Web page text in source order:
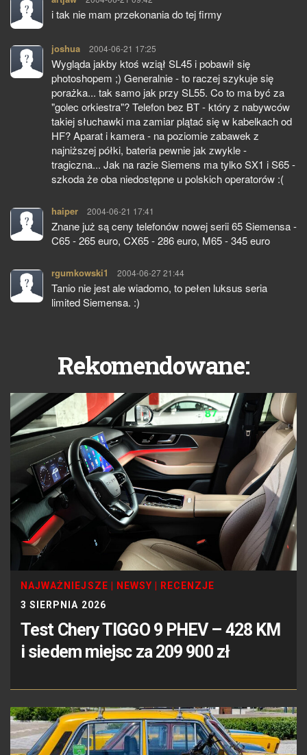
i tak nie mam przekonania do tej firmy
joshua pisze:
2004-06-21 17:25
Wygląda jakby ktoś wziął SL45 i pobawił się
photoshopem ;) Generalnie - to raczej szykuje się
porażka... tak samo jak przy SL55. Co to ma być za
"golec orkiestra"? Telefon bez BT - który z nabywców
takiej słuchawki ma zamiar plątać się w kabelkach od
HF? Aparat i kamera - na poziomie zabawek z
najniższej półki, bateria pewnie jak zwykle -
tragiczna... Jak na razie Siemens ma tylko SX1 i S65 -
szkoda że oba niedostępne u polskich operatorów :(
haiper pisze:
2004-06-21 17:41
Znane już są ceny telefonów nowej serii 65 Siemensa -
C65 - 265 euro, CX65 - 286 euro, M65 - 345 euro
rgumkowski1 pisze:
2004-06-27 21:44
Tanio nie jest ale wiadomo, to pełen luksus seria
limited Siemensa. :)
Rekomendowane:
NAJWAŻNIEJSZE NEWSY
RECENZJE
3 SIERPNIA 2026
Test Chery TIGGO 9 PHEV – 428 KM
i siedem miejsc za 209 900 zł